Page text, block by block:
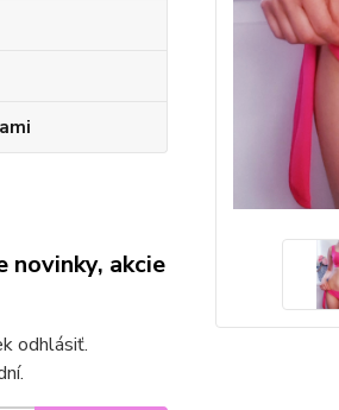
novinky, akcie
odhlásiť.